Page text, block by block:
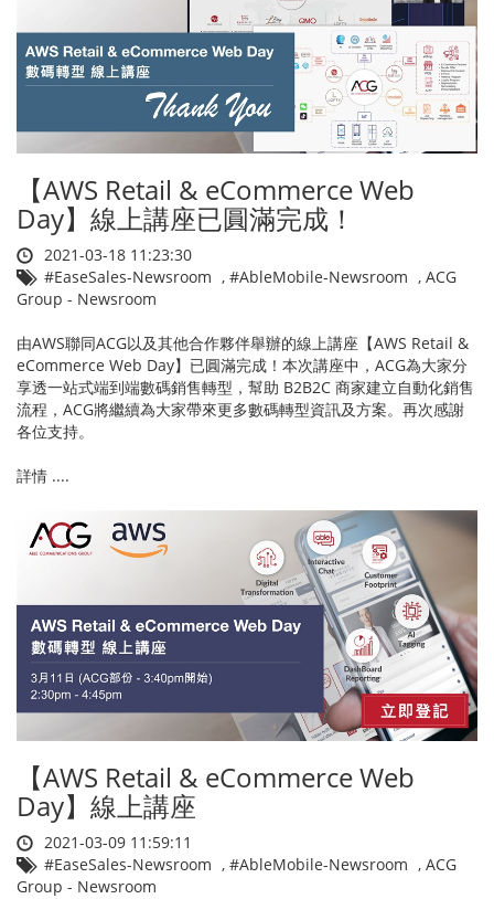
【AWS Retail & eCommerce Web
Day】線上講座已圓滿完成！
2021-03-18 11:23:30
#EaseSales-Newsroom , #AbleMobile-Newsroom , ACG
Group - Newsroom
由AWS聯同ACG以及其他合作夥伴舉辦的線上講座【AWS Retail &
eCommerce Web Day】已圓滿完成！本次講座中，ACG為大家分
享透一站式端到端數碼銷售轉型，幫助 B2B2C 商家建立自動化銷售
流程，ACG將繼續為大家帶來更多數碼轉型資訊及方案。再次感謝
各位支持。
詳情 ....
【AWS Retail & eCommerce Web
Day】線上講座
2021-03-09 11:59:11
#EaseSales-Newsroom , #AbleMobile-Newsroom , ACG
Group - Newsroom